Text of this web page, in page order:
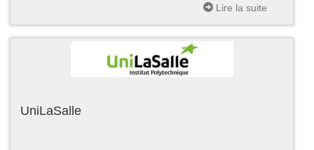
Lire la suite
UniLaSalle